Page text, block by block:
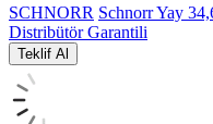
SCHNORR Schnorr Yay
Distribütör Garantili
Teklif Al